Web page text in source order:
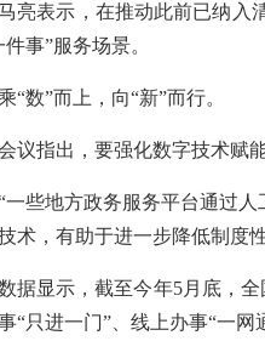
亮表示，在推动此前已纳入
件事”服务场景。
“数”而上，向“新”而行。
议指出，要强化数字技术赋
一些地方政务服务平台通过
术，有助于进一步降低制度
据显示，截至今年5月底，
“只进一门”、线上办事“一网